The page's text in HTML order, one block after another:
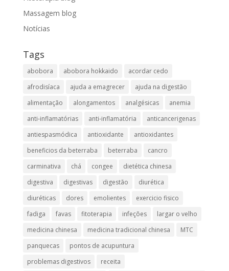
Massagem blog
Notícias
Tags
abobora abobora hokkaido
acordar cedo
afrodisíaca
ajuda a emagrecer
ajuda na digestão
alimentação
alongamentos analgésicas
anemia
anti-inflamatórias
anti-inflamatória​
anticancerigenas
antiespasmódica
antioxidante
antioxidantes
beneficios da beterraba
beterraba
cancro
carminativa
chá congee
dietética chinesa
digestiva
digestivas digestão
diurética
diuréticas​
dores emolientes
exercicio fisico
fadiga
favas fitoterapia infeções
largar o velho
medicina chinesa
medicina tradicional chinesa
MTC
panquecas
pontos de acupuntura
problemas digestivos
receita